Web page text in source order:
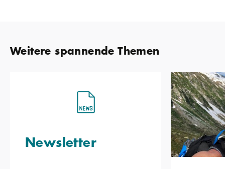
Weitere spannende Themen
Newsletter